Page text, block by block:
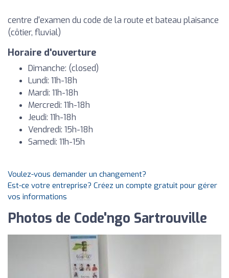
centre d'examen du code de la route et bateau plaisance
(côtier, fluvial)
Horaire d'ouverture
Dimanche: (closed)
Lundi: 11h-18h
Mardi: 11h-18h
Mercredi: 11h-18h
Jeudi: 11h-18h
Vendredi: 15h-18h
Samedi: 11h-15h
Voulez-vous demander un changement?
Est-ce votre entreprise? Créez un compte gratuit pour gérer
vos informations
Photos de Code'ngo Sartrouville